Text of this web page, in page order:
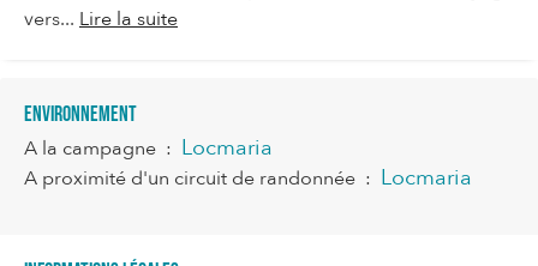
vers... Lire la suite
Environnement
A la campagne : Locmaria
A proximité d'un circuit de randonnée : Locmaria